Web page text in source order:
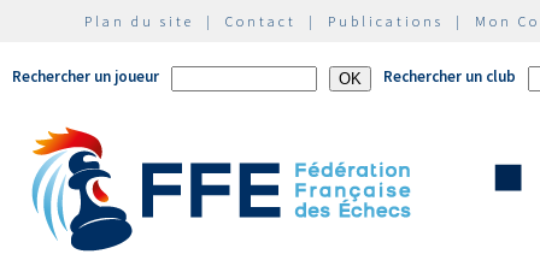
Plan du site | Contact | Publications | Mon
Rechercher un joueur Rechercher un club